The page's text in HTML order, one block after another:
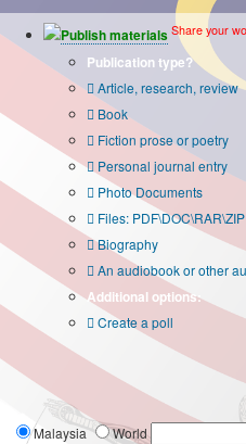
Publish materials Share your
Publication type?
Article, research, review
Book
Fiction prose or poetry
Personal journal entry
Photo Documents
Files:
Biography
An audiobook or other
Additional options:
Create a poll
Malaysia World